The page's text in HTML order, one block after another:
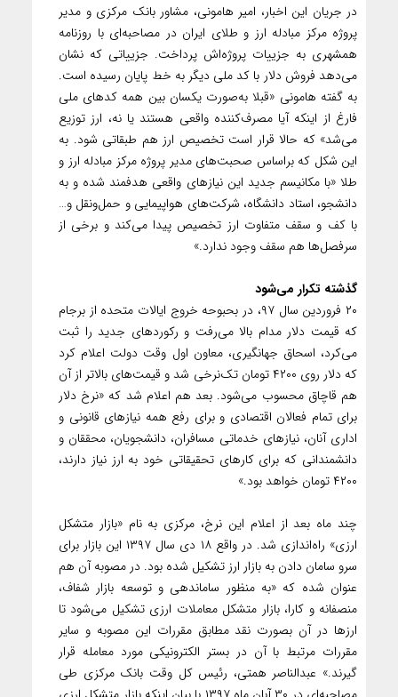
در جریان این اخبار، امیر هامونی، مشاور بانک مرکزی و مدیر
پروژه مرکز مبادله ارز و طلای ایران در مصاحبه‌ای با روزنامه
همشهری به جزییات پروژه‌اش پرداخت. جزییاتی که نشان
می‌دهد فروش دلار با کد ملی دیگر به خط پایان رسیده است.
به گفته هامونی «قبلا به‌صورت یکسان بین همه کدهای ملی
فارغ از اینکه آیا مصرف‌کننده واقعی هستند یا نه، ارز توزیع
می‌شد» که حالا قرار است تخصیص ارز هم طبقاتی شود. به
این شکل که براساس صحبت‌های مدیر پروژه مرکز مبادله ارز و
طلا «با مکانیسم جدید این نیازهای واقعی هدفمند شده و به
دانشجو، استاد دانشگاه، شرکت‌های هواپیمایی و حمل‌ونقل و…
با کف و سقف متفاوت ارز تخصیص پیدا می‌کند و برخی از
سرفصل‌ها هم سقف وجود ندارد.»
گذشته تکرار می‌شود
۲۰ فروردین سال ۹۷، در بحبوحه خروج ایالات متحده از برجام
که قیمت دلار مدام بالا می‌رفت و رکوردهای جدید را ثبت
می‌کرد، اسحاق جهانگیری، معاون اول وقت دولت اعلام کرد
که دلار روی ۴۲۰۰ تومان تک‌نرخی شد و قیمت‌های بالاتر از آن
هم قاچاق محسوب می‌شود. بعد هم اعلام شد که «نرخ دلار
برای تمام فعالان اقتصادی و برای رفع همه نیازهای قانونی و
اداری آنان، نیازهای خدماتی مسافران، دانشجویان، محققان و
دانشمندانی که برای کارهای تحقیقاتی خود به ارز نیاز دارند،
۴۲۰۰ تومان خواهد بود.»
چند ماه بعد از اعلام این نرخ، مرکزی به نام «بازار متشکل
ارزی» راه‌اندازی شد. در واقع ۱۸ دی سال ۱۳۹۷ این بازار برای
سرو سامان دادن به بازار ارز تشکیل شده بود. در مصوبه آن هم
عنوان شده که «به منظور ساماندهی و توسعه بازار شفاف،
منصفانه و کارا، بازار متشکل معاملات ارزی تشکیل می‌‌شود تا
ارزها در آن بصورت نقد مطابق مقررات این مصوبه و سایر
مقررات مرتبط با آن در بستر الکترونیکی مورد معامله قرار
گیرند.» عبدالناصر همتی، رئیس کل وقت بانک مرکزی طی